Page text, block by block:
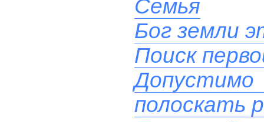
Семья
Бог земли
Поиск
полоскать